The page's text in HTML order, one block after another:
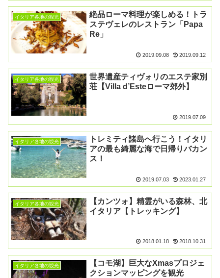
イタリア各地の観光
絶品ローマ料理が楽しめる！トラ
ステヴェレのレストラン「Papa
Re」
2019.09.08 2019.09.12
イタリア各地の観光
世界遺産ティヴォリのエステ家別
荘【Villa d’Esteローマ郊外】
2019.07.09
イタリア各地の観光
トレミティ諸島へ行こう！イタリ
アの最も綺麗な海で日帰りバカン
ス！
2019.07.03 2023.01.27
イタリア各地の観光
【カンツォ】精霊がいる森林、北
イタリア【トレッキング】
2018.01.18 2018.10.31
イタリア各地の観光
【コモ湖】巨大なXmasプロジェ
クションマッピングを観光